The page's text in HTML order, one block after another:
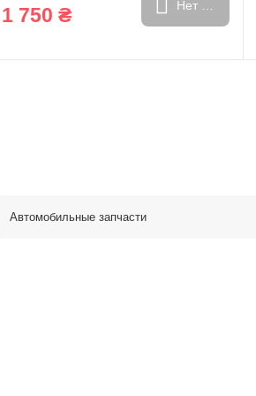
1 750 ₴ Нет в наличии
Автомобильные запчасти